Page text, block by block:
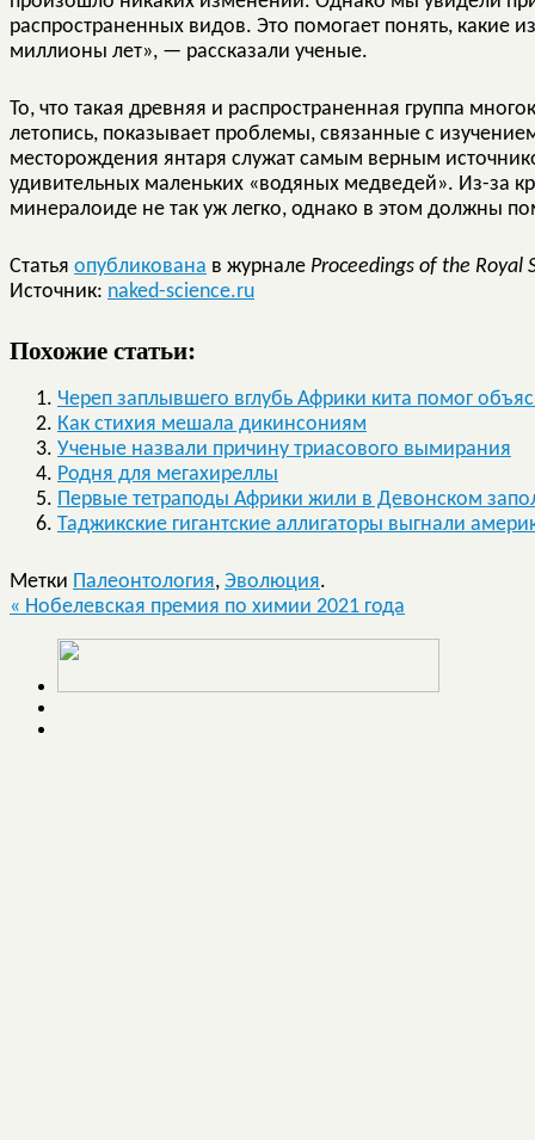
распространенных видов. Это помогает понять, какие
миллионы лет», — рассказали ученые.
То, что такая древняя и распространенная группа
летопись, показывает проблемы, связанные с
месторождения янтаря служат самым верным
удивительных маленьких «водяных медведей». Из-за
минералоиде не так уж легко, однако в этом должны
Статья опубликована в журнале Proceedings of the Royal
Источник: naked-science.ru
Похожие статьи:
Череп заплывшего вглубь Африки кита помог
Как стихия мешала дикинсониям
Ученые назвали причину триасового вымирания
Родня для мегахиреллы
Первые тетраподы Африки жили в Девонском
Таджикские гигантские аллигаторы выгнали
Метки Палеонтология, Эволюция.
« Нобелевская премия по химии 2021 года